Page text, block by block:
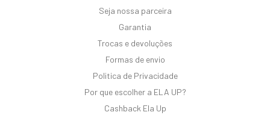
Seja nossa parceira
Garantia
Trocas e devoluções
Formas de envio
Politica de Privacidade
Por que escolher a ELA UP?
Cashback Ela Up